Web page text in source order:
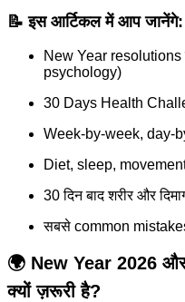
📝इस आर्टिकल में आप जानेंगे:
New Year resolutions
psychology)
30 Days Health
Week-by-week, day-
Diet, sleep,
30 दिन बाद शरीर और
सबसे common
🌍 New Year 2026
क्यों ज़रूरी है?